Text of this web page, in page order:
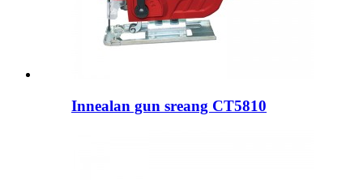
Innealan gun sreang CT5810